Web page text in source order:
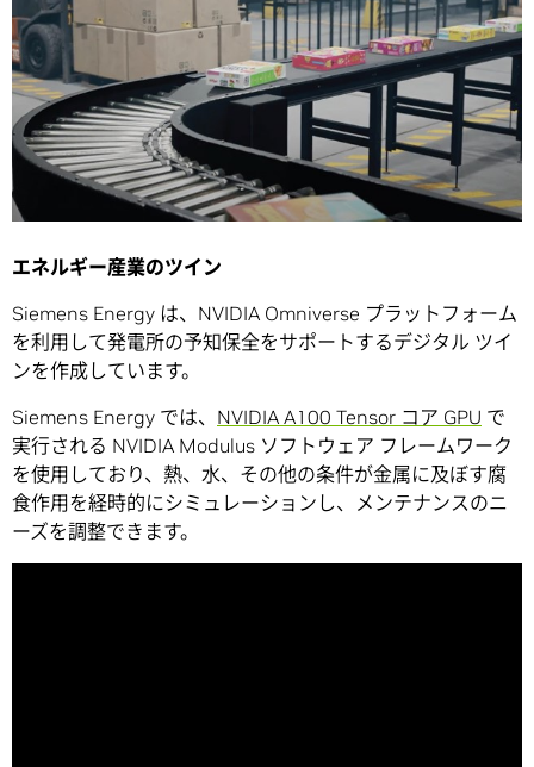
エネルギー産業のツイン
Siemens Energy は、NVIDIA Omniverse プラットフォーム
を利用して発電所の予知保全をサポートするデジタル ツイ
ンを作成しています。
Siemens Energy では、 NVIDIA A100 Tensor コア GPU で
実行される NVIDIA Modulus ソフトウェア フレームワーク
を使用しており、熱、水、その他の条件が金属に及ぼす腐
食作用を経時的にシミュレーションし、メンテナンスのニ
ーズを調整できます。